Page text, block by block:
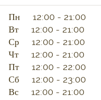
Пн 12:00 - 21:00
Вт 12:00 - 21:00
Ср 12:00 - 21:00
Чт 12:00 - 21:00
Пт 12:00 - 22:00
Сб 12:00 - 23:00
Вс 12:00 - 21:00